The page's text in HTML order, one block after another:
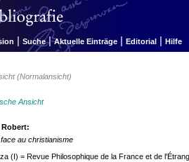
| Suche | Aktuelle Einträge | Editorial | Hilfe
(Normalansicht)
Ansicht
Robert:
au christianisme
(I) = Revue Philosophique de la France et de